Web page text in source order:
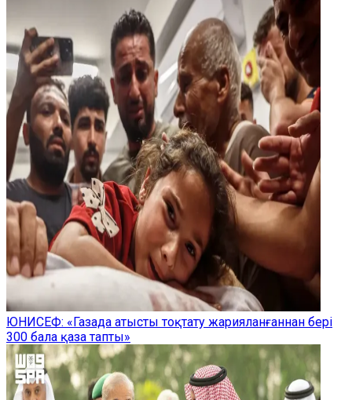
ЮНИСЕФ: «Газада атысты тоқтату жарияланғаннан бері
300 бала қаза тапты»